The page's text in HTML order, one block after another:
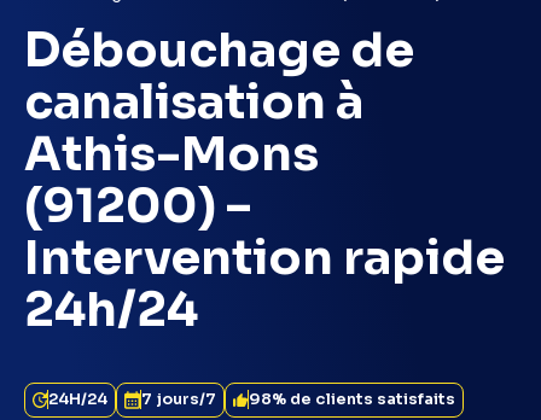
Débouchage de
canalisation à
Athis-Mons
(91200) –
Intervention rapide
24h/24
24H/24 7 jours/7 98% de clients satisfaits